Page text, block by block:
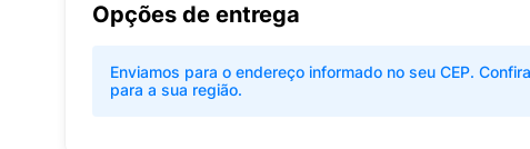
Opções de entrega
Enviamos para o endereço informado no seu CEP.
para a sua região.